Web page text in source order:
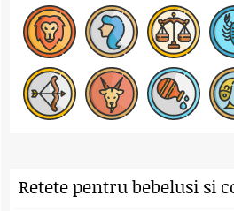
Retete pentru bebelusi si